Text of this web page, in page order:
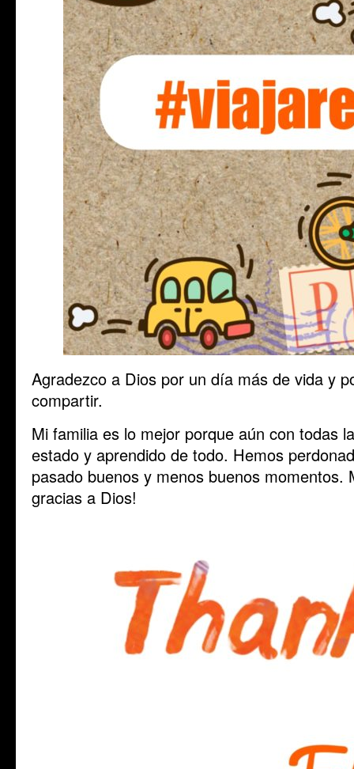
Agradezco a Dios por un día más de vida y
compartir.
Mi familia es lo mejor porque aún con todas
estado y aprendido de todo. Hemos
pasado buenos y menos buenos momentos.
gracias a Dios!